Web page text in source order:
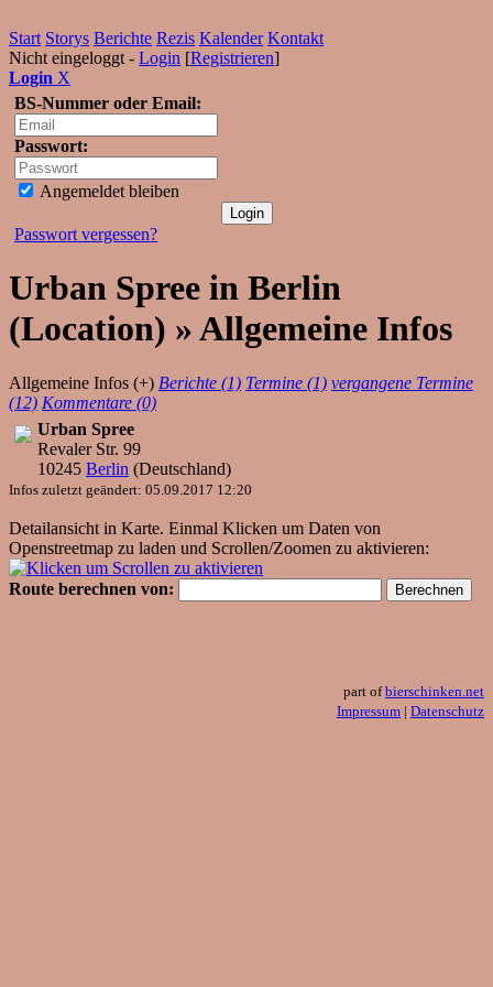
Start Storys Berichte Rezis Kalender Kontakt
Nicht eingeloggt - Login [Registrieren]
Login X
BS-Nummer oder Email:
Passwort:
Angemeldet bleiben
Passwort vergessen?
Urban Spree in Berlin
(Location) » Allgemeine Infos
Allgemeine Infos (+) Berichte (1) Termine (1) vergangene Termine
(12) Kommentare (0)
Urban Spree
Revaler Str. 99
10245 Berlin (Deutschland)
Infos zuletzt geändert: 05.09.2017 12:20
Detailansicht in Karte. Einmal Klicken um Daten von
Openstreetmap zu laden und Scrollen/Zoomen zu aktivieren:
Route berechnen von:
part ofbierschinken.net
Impressum | Datenschutz